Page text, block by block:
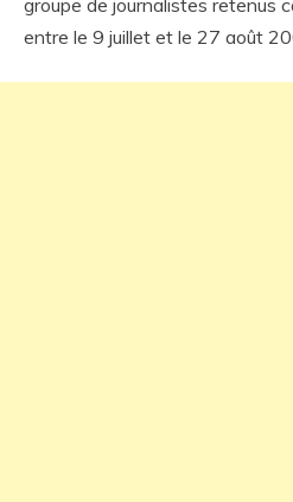
groupe de journalistes retenus
entre le 9 juillet et le 27 août